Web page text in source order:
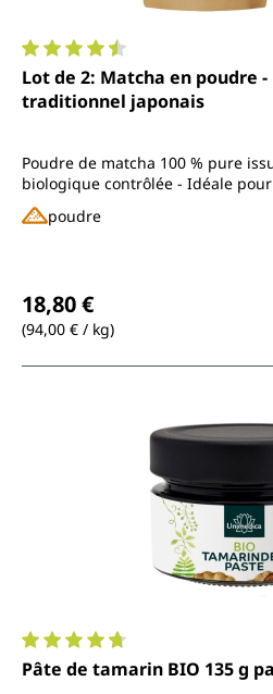
Note moyenne de 4.6 sur 5
Lot de 2: Matcha en poudre
traditionnel japonais
Poudre de matcha 100 % pure
biologique contrôlée - Idéale
et plus encore
poudre
18,80 €
(94,00 € / kg)
Note moyenne de 4.7 sur 5 Pâte